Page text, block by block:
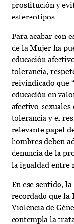
prostitución y
estereotipos.
Para acabar con
de la Mujer ha
educación
tolerancia,
reivindicado que
educación en
afectivo-sexuales
tolerancia y el
relevante papel
hombres deben
denuncia de la
la igualdad entre
En ese sentido,
recordado que la
Violencia de
contempla la